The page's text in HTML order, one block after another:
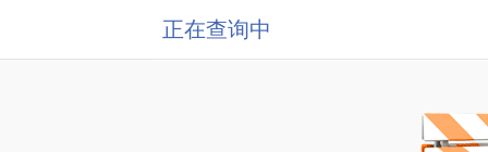
正在查询中